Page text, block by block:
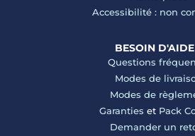
Accessibilité : non
BESOIN
Questions
Modes de
Modes de
Garanties et Pack
Demander un